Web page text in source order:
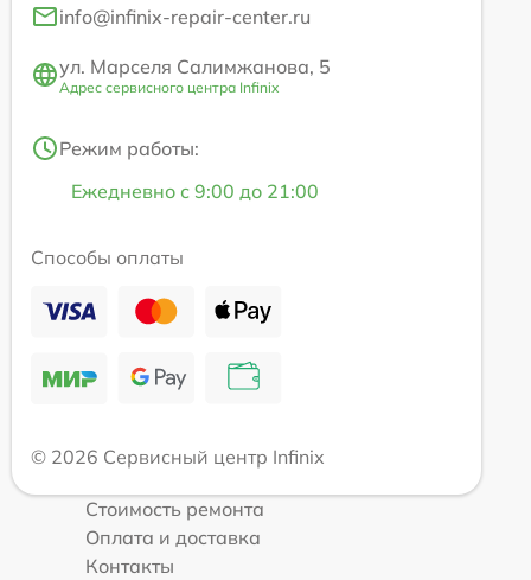
info@infinix-repair-center.ru
ул. Марселя Салимжанова, 5
Адрес сервисного центра Infinix
Режим работы:
Ежедневно с 9:00 до 21:00
Способы оплаты
© 2026 Сервисный центр Infinix
Стоимость ремонта
Оплата и доставка
Контакты